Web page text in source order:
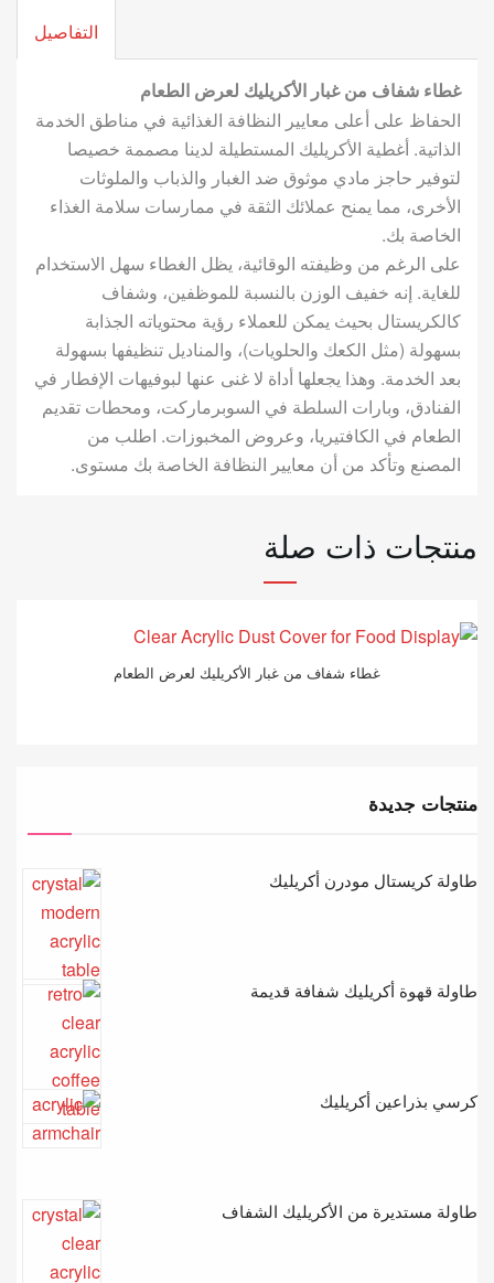
التفاصيل
غطاء شفاف من غبار الأكريليك لعرض الطعام
الحفاظ على أعلى معايير النظافة الغذائية في مناطق الخدمة
الذاتية. أغطية الأكريليك المستطيلة لدينا مصممة خصيصا
لتوفير حاجز مادي موثوق ضد الغبار والذباب والملوثات
الأخرى، مما يمنح عملائك الثقة في ممارسات سلامة الغذاء
الخاصة بك.
على الرغم من وظيفته الوقائية، يظل الغطاء سهل الاستخدام
للغاية. إنه خفيف الوزن بالنسبة للموظفين، وشفاف
كالكريستال بحيث يمكن للعملاء رؤية محتوياته الجذابة
بسهولة (مثل الكعك والحلويات)، والمناديل تنظيفها بسهولة
بعد الخدمة. وهذا يجعلها أداة لا غنى عنها لبوفيهات الإفطار في
الفنادق، وبارات السلطة في السوبرماركت، ومحطات تقديم
الطعام في الكافتيريا، وعروض المخبوزات. اطلب من
المصنع وتأكد من أن معايير النظافة الخاصة بك مستوى.
منتجات ذات صلة
غطاء شفاف من غبار الأكريليك لعرض الطعام
منتجات جديدة
طاولة كريستال مودرن أكريليك
طاولة قهوة أكريليك شفافة قديمة
كرسي بذراعين أكريليك
طاولة مستديرة من الأكريليك الشفاف